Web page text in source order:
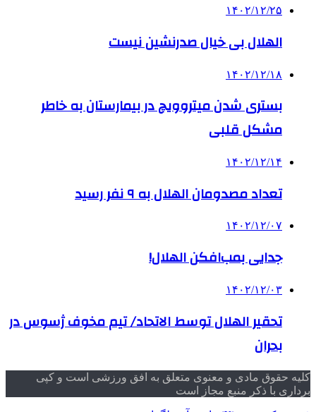
۱۴۰۲/۱۲/۲۵
الهلال بی خیال صدرنشین نیست
۱۴۰۲/۱۲/۱۸
بستری شدن میتروویچ در بیمارستان به خاطر
مشکل قلبی
۱۴۰۲/۱۲/۱۴
تعداد مصدومان الهلال به ۹ نفر رسید
۱۴۰۲/۱۲/۰۷
جدایی بمب‌افکن الهلال!
۱۴۰۲/۱۲/۰۳
تحقیر الهلال توسط الاتحاد/ تیم مخوف ژسوس در
بحران
کلیه حقوق مادی و معنوی متعلق به افق ورزشی است و کپی
برداری با ذکر منبع مجاز است